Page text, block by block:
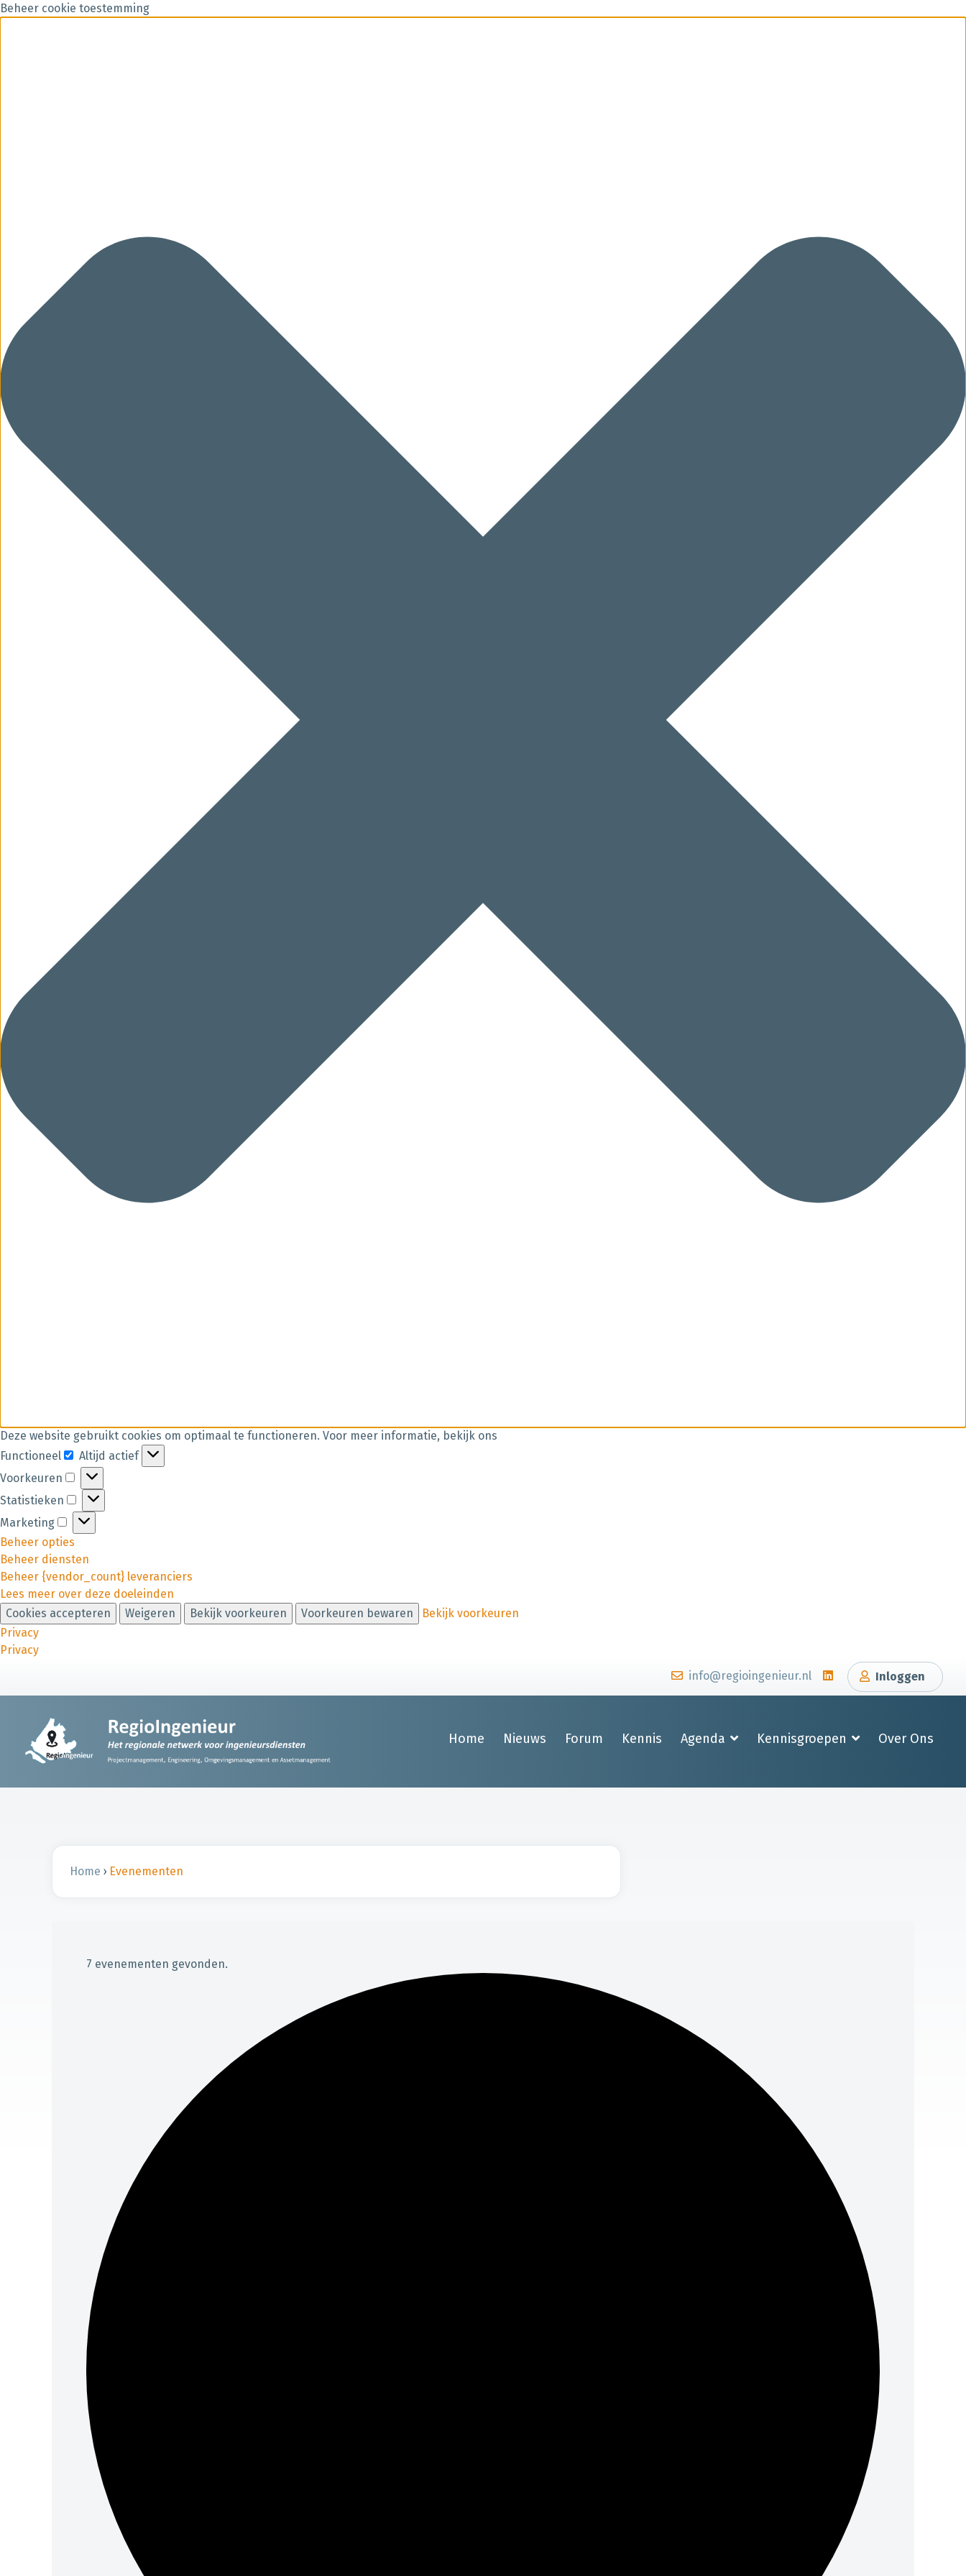
Beheer cookie toestemming
Deze website gebruikt cookies om optimaal te functioneren. Voor meer informatie, bekijk ons
Functioneel
Altijd actief
Voorkeuren
Statistieken
Marketing
Beheer opties
Beheer diensten
Beheer {vendor_count} leveranciers
Lees meer over deze doeleinden
Cookies accepteren
Weigeren Bekijk voorkeuren Voorkeuren bewaren
Bekijk voorkeuren
Privacy
Privacy
info@regioingenieur.nl
Inloggen
Home Nieuws Forum Kennis Agenda Kennisgroepen Over Ons
Home › Evenementen
7 evenementen gevonden.